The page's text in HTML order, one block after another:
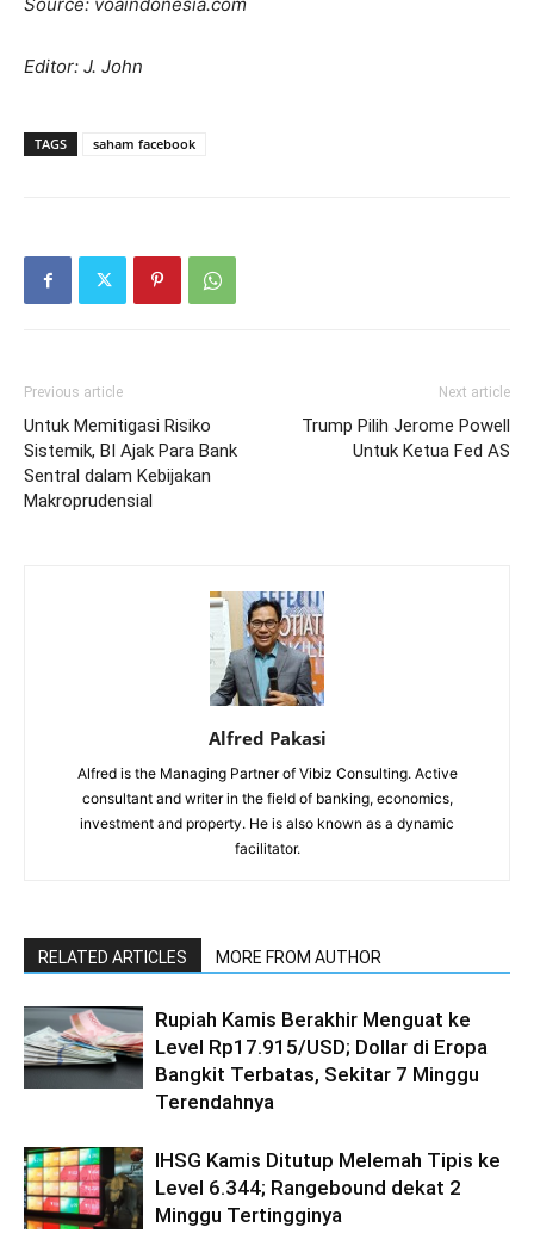
Editor: J. John
TAGS saham facebook
Previous article
Untuk Memitigasi Risiko
Sistemik, BI Ajak Para Bank
Sentral dalam Kebijakan
Makroprudensial
Next article
Trump Pilih Jerome Powell
Untuk Ketua Fed AS
Alfred Pakasi
Alfred is the Managing Partner of Vibiz Consulting. Active
consultant and writer in the field of banking, economics,
investment and property. He is also known as a dynamic
facilitator.
RELATED ARTICLES MORE FROM AUTHOR
Rupiah Kamis Berakhir Menguat ke
Level Rp17.915/USD; Dollar di Eropa
Bangkit Terbatas, Sekitar 7 Minggu
Terendahnya
IHSG Kamis Ditutup Melemah Tipis ke
Level 6.344; Rangebound dekat 2
Minggu Tertingginya